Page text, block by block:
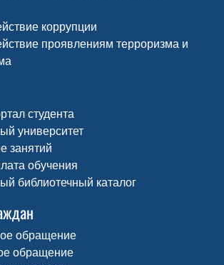
коррупции
проявлениям терроризма и
студента
университет
занятий
обучения
библиотечный каталог
обращение
обращение